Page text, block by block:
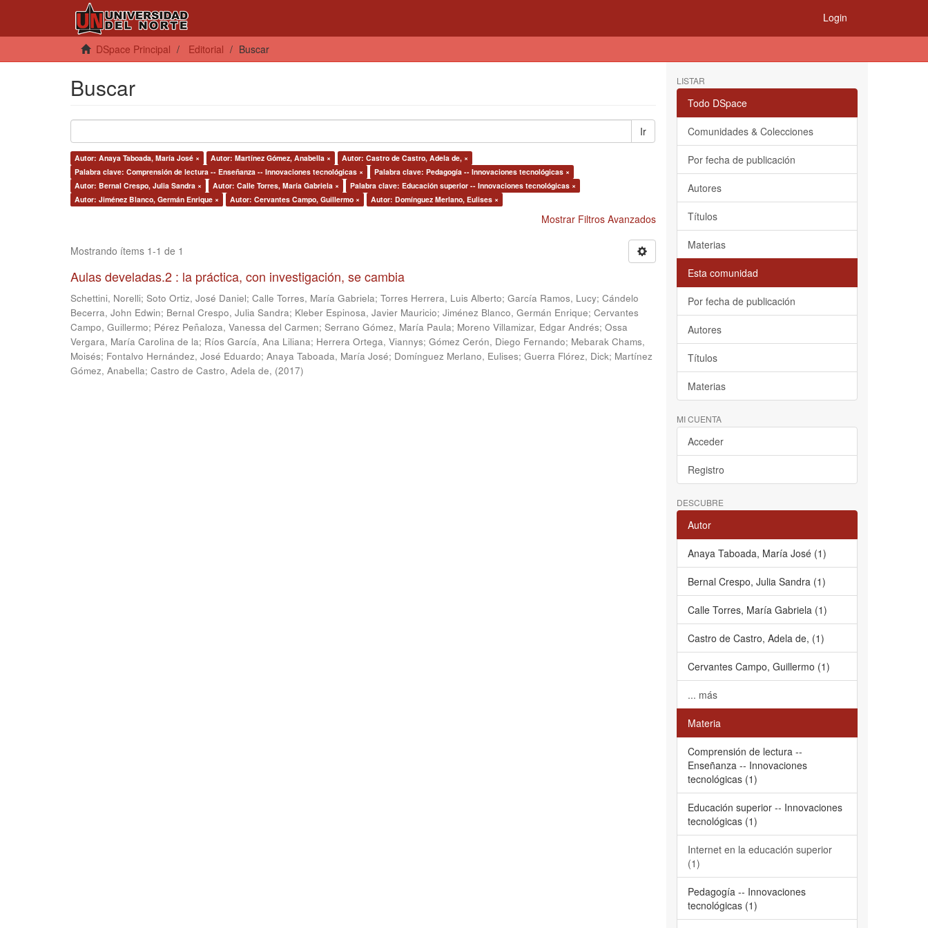
Login
DSpace Principal Editorial Buscar
Buscar
Ir
Autor: Anaya Taboada, María José × Autor: Martínez Gómez, Anabella ×
Autor: Castro de Castro, Adela de, ×
Palabra clave: Comprensión de lectura -- Enseñanza -- Innovaciones tecnológicas ×
Palabra clave: Pedagogía -- Innovaciones tecnológicas ×
Autor: Bernal Crespo, Julia Sandra ×
Autor: Calle Torres, María Gabriela ×
Palabra clave: Educación superior -- Innovaciones tecnológicas ×
Autor: Jiménez Blanco, Germán Enrique ×
Autor: Cervantes Campo, Guillermo × Autor: Domínguez Merlano, Eulises ×
Mostrar Filtros Avanzados
Mostrando ítems 1-1 de 1
Aulas develadas.2 : la práctica, con investigación, se cambia
Schettini, Norelli; Soto Ortiz, José Daniel; Calle Torres, María Gabriela; Torres Herrera, Luis Alberto; García Ramos, Lucy; Cándelo
Becerra, John Edwin; Bernal Crespo, Julia Sandra; Kleber Espinosa, Javier Mauricio; Jiménez Blanco, Germán Enrique; Cervantes
Campo, Guillermo; Pérez Peñaloza, Vanessa del Carmen; Serrano Gómez, María Paula; Moreno Villamizar, Edgar Andrés; Ossa
Vergara, María Carolina de la; Ríos García, Ana Liliana; Herrera Ortega, Viannys; Gómez Cerón, Diego Fernando; Mebarak Chams,
Moisés; Fontalvo Hernández, José Eduardo; Anaya Taboada, María José; Domínguez Merlano, Eulises; Guerra Flórez, Dick; Martínez
Gómez, Anabella; Castro de Castro, Adela de, (2017)
LISTAR
Todo DSpace
Comunidades & Colecciones
Por fecha de publicación
Autores
Títulos
Materias
Esta comunidad
Por fecha de publicación
Autores
Títulos
Materias
MI CUENTA
Acceder
Registro
DESCUBRE
Autor
Anaya Taboada, María José (1)
Bernal Crespo, Julia Sandra (1)
Calle Torres, María Gabriela (1)
Castro de Castro, Adela de, (1)
Cervantes Campo, Guillermo (1)
... más
Materia
Comprensión de lectura --
Enseñanza -- Innovaciones
tecnológicas (1)
Educación superior -- Innovaciones
tecnológicas (1)
Internet en la educación superior
(1)
Pedagogía -- Innovaciones
tecnológicas (1)